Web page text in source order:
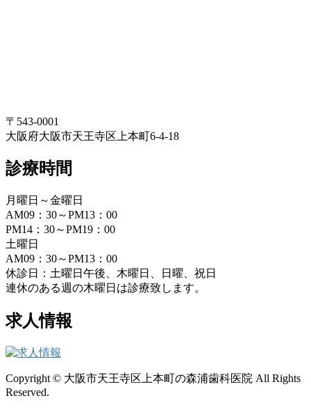
〒543-0001
大阪府大阪市天王寺区上本町6-4-18
診療時間
月曜日～金曜日
AM09：30～PM13：00
PM14：30～PM19：00
土曜日
AM09：30～PM13：00
休診日：土曜日午後、木曜日、日曜、祝日
連休のある週の木曜日は診療致します。
求人情報
Copyright © 大阪市天王寺区上本町の森浦歯科医院 All Rights
Reserved.